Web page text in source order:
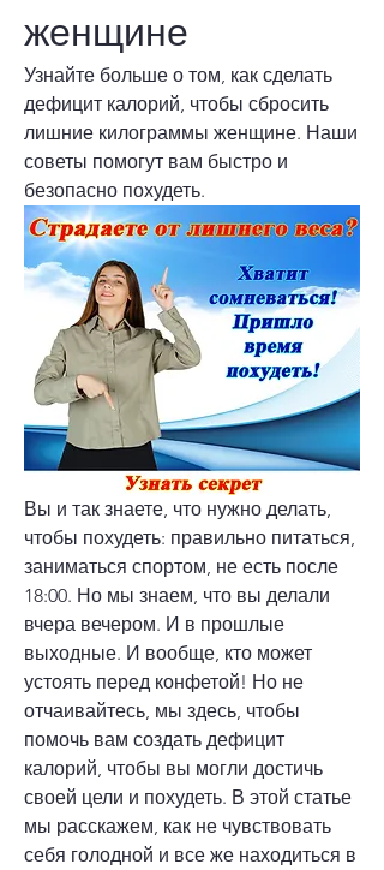
женщине
Узнайте больше о том, как сделать
дефицит калорий, чтобы сбросить
лишние килограммы женщине. Наши
советы помогут вам быстро и
безопасно похудеть.
Вы и так знаете, что нужно делать,
чтобы похудеть: правильно питаться,
заниматься спортом, не есть после
18:00. Но мы знаем, что вы делали
вчера вечером. И в прошлые
выходные. И вообще, кто может
устоять перед конфетой! Но не
отчаивайтесь, мы здесь, чтобы
помочь вам создать дефицит
калорий, чтобы вы могли достичь
своей цели и похудеть. В этой статье
мы расскажем, как не чувствовать
себя голодной и все же находиться в